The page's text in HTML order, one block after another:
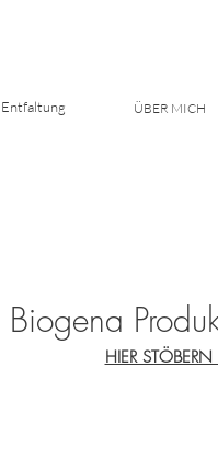
ÜBER MICH
Biogena
HIER